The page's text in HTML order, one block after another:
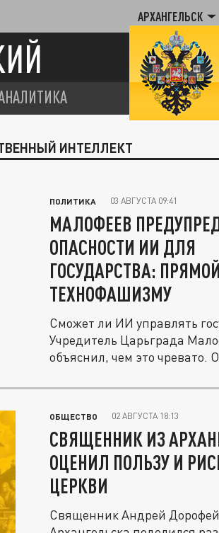
АРХАНГЕЛЬСК
ИНТЕЛЛЕКТ
ПОЛИТИКА 03 АВГУСТА 09:41
МАЛОФЕЕВ
ОПАСНОСТИ ИИ ДЛЯ
ГОСУДАРСТВА:
ТЕХНОФАШИЗМУ
Сможет ли ИИ управлять
Учредитель Царьграда
объяснил, чем это чревато.
ОБЩЕСТВО 02 АВГУСТА 18:13
СВЯЩЕННИК ИЗ
ОЦЕНИЛ ПОЛЬЗУ И
ЦЕРКВИ
Священник Андрей